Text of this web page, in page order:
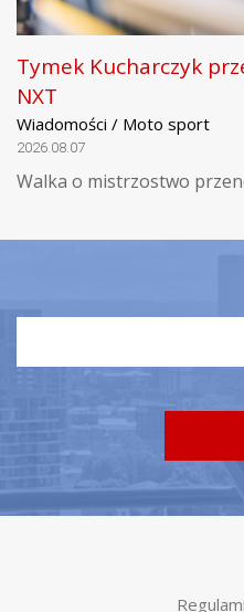
Tymek Kucharczyk
NXT
Wiadomości / Moto sport
2026.08.07
Walka o mistrzostwo